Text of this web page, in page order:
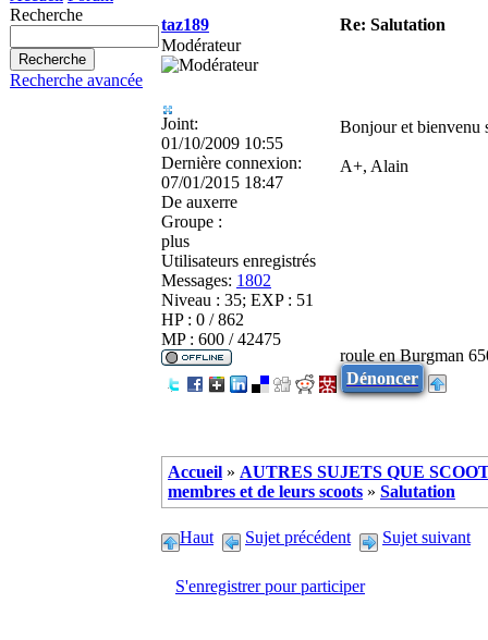
Recherche
Recherche avancée
taz189
Re: Salutation
Modérateur
Joint:
01/10/2009 10:55
Dernière connexion:
07/01/2015 18:47
De auxerre
Groupe :
plus
Utilisateurs enregistrés
Messages: 1802
Niveau : 35; EXP : 51
HP : 0 / 862
MP : 600 / 42475
Bonjour et bienvenu
A+, Alain
roule en Burgman
Dénoncer
Accueil » AUTRES SUJETS QUE
membres et de leurs scoots » Salutation
Haut Sujet précédent Sujet suivant
S'enregistrer pour participer